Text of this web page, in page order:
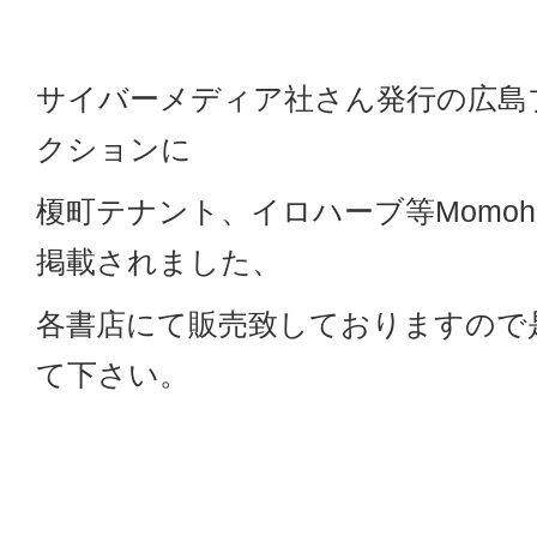
サイバーメディア社さん発行の広
クションに
榎町テナント、イロハーブ等
掲載されました、
各書店にて販売致しておりますの
て下さい。